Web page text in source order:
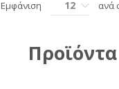
Εμφάνιση 12 ανά
Προϊόντα